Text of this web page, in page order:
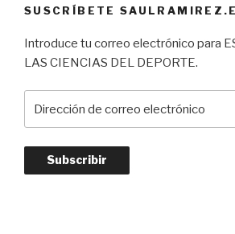
SUSCRÍBETE
Introduce tu correo electrónico para
LAS CIENCIAS DEL DEPORTE.
electrónico
Subscribir